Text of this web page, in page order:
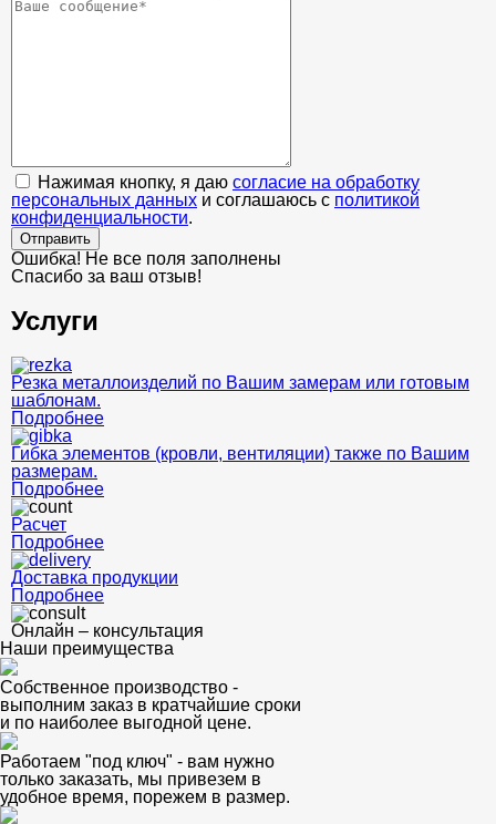
Нажимая кнопку, я даю согласие на обработку
персональных данных и соглашаюсь с политикой
конфиденциальности.
Отправить
Ошибка! Не все поля заполнены
Спасибо за ваш отзыв!
Услуги
Резка металлоизделий по Вашим замерам или готовым
шаблонам.
Подробнее
Гибка элементов (кровли, вентиляции) также по Вашим
размерам.
Подробнее
Расчет
Подробнее
Доставка продукции
Подробнее
Онлайн – консультация
Наши преимущества
Собственное производство -
выполним заказ в кратчайшие сроки
и по наиболее выгодной цене.
Работаем "под ключ" - вам нужно
только заказать, мы привезем в
удобное время, порежем в размер.